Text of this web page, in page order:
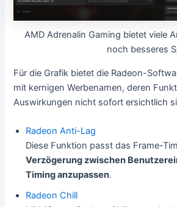
AMD Adrenalin Gaming bietet viele
noch besseres
Für die Grafik bietet die Radeon-
mit kernigen Werbenamen, deren
Auswirkungen nicht sofort ersichtlich
Radeon Anti-Lag
Diese Funktion passt das Frame-
Verzögerung zwischen
Timing anzupassen.
Radeon Chill